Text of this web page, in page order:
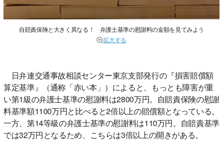
自賠責保険と大きく異なる！ 弁護士基準の慰謝料の金額を見てみよう
拡大する
日弁連交通事故相談センター東京支部発行の『損害賠償額
算定基準』（通称「赤い本」）によると、もっとも障害が重
い第1級の弁護士基準の慰謝料は2800万円。自賠責保険の慰謝
料基準額1100万円と比べると2倍以上の賠償額となっている。
一方、第14等級の弁護士基準の慰謝料は110万円。自賠責基準
では32万円となるため、こちらは3倍以上の開きがある。